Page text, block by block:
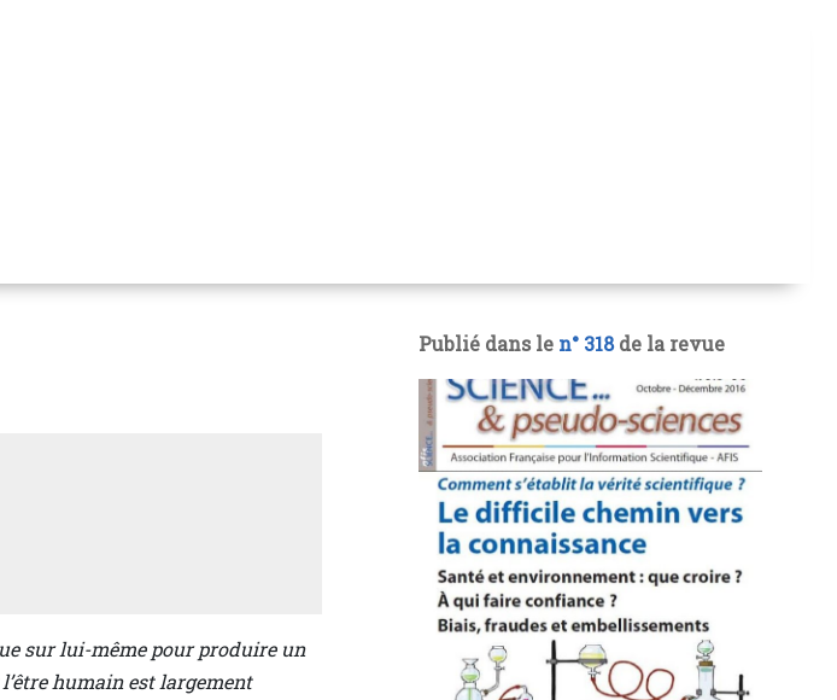
sur lui-même pour produire un
humain est largement
Publié dans le n° 318de la revue